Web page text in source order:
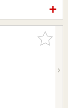
お気に入
りに追加